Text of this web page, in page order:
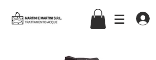
martiniemartinisrl